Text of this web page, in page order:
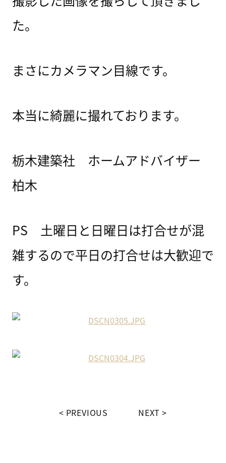
た。
まさにカメラマン目線です。
本当に綺麗に撮れております。
栃木建築社 ホームアドバイザー
柏木
PS 土曜日と日曜日は打合せが混
雑するので平日の打合せは大歓迎で
す。
PREVIOUS NEXT